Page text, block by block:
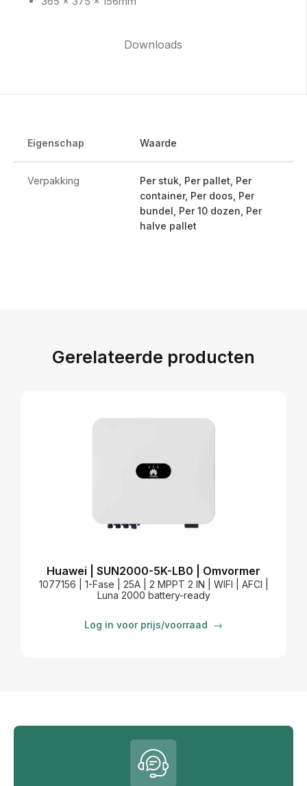
Downloads
Eigenschap Waarde
Verpakking
Per stuk, Per pallet, Per
container, Per doos, Per
bundel, Per 10 dozen, Per
halve pallet
Gerelateerde producten
Huawei | SUN2000-5K-LB0 | Omvormer
1077156 | 1-Fase | 25A | 2 MPPT 2 IN | WIFI | AFCI |
Luna 2000 battery-ready
Log in voor prijs/voorraad →